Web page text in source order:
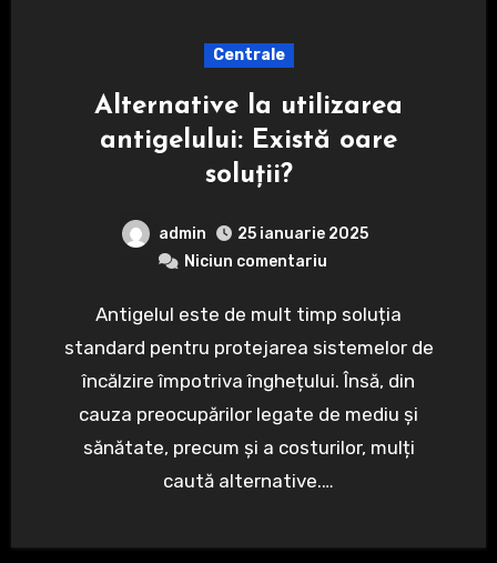
Centrale
Alternative la utilizarea
antigelului: Există oare
soluții?
admin
25 ianuarie 2025
Niciun comentariu
Antigelul este de mult timp soluția
standard pentru protejarea sistemelor de
încălzire împotriva înghețului. Însă, din
cauza preocupărilor legate de mediu și
sănătate, precum și a costurilor, mulți
caută alternative.…